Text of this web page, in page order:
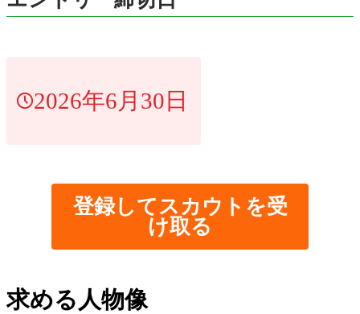
2026年6月30日
登録してスカウトを受
け取る
求める人物像